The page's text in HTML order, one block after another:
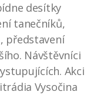
desítky
tanečníků,
představení
Návštěvníci
Akci
Vysočina